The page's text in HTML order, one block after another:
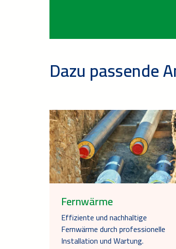
Dazu passende
Fernwärme
Effiziente und nachhaltige
Fernwärme durch professionelle
Installation und Wartung.